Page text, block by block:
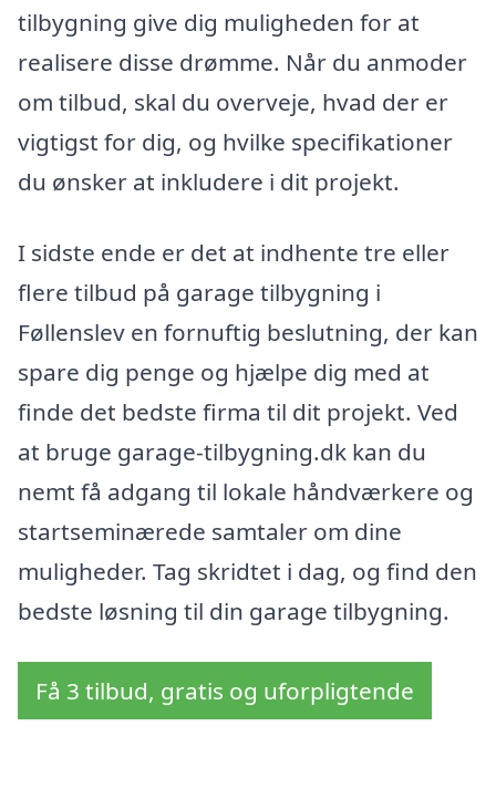
tilbygning give dig muligheden for at
realisere disse drømme. Når du anmoder
om tilbud, skal du overveje, hvad der er
vigtigst for dig, og hvilke specifikationer
du ønsker at inkludere i dit projekt.
I sidste ende er det at indhente tre eller
flere tilbud på garage tilbygning i
Føllenslev en fornuftig beslutning, der kan
spare dig penge og hjælpe dig med at
finde det bedste firma til dit projekt. Ved
at bruge garage-tilbygning.dk kan du
nemt få adgang til lokale håndværkere og
startseminærede samtaler om dine
muligheder. Tag skridtet i dag, og find den
bedste løsning til din garage tilbygning.
Få 3 tilbud, gratis og uforpligtende